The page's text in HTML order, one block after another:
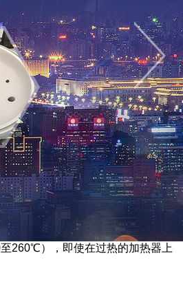
260℃），即使在过热的加热器上